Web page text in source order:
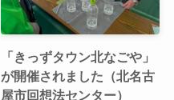
「きっずタウン北なごや」
が開催されました（北名古
屋市回想法センター）